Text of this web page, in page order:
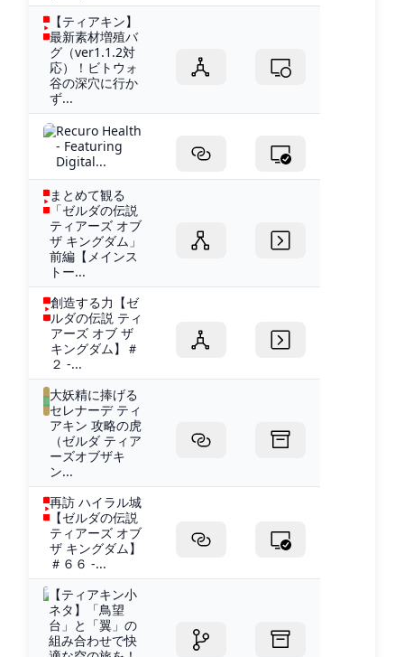
【ティアキン】
最新素材増殖バ
グ（ver1.1.2対
応）！ビトウォ
谷の深穴に行か
ず...
Recuro Health
- Featuring
Digital...
まとめて観る
「ゼルダの伝説
ティアーズ オブ
ザ キングダム」
前編【メインス
トー...
創造する力【ゼ
ルダの伝説 ティ
アーズ オブ ザ
キングダム】＃
２ -...
大妖精に捧げる
セレナーデ ティ
アキン 攻略の虎
（ゼルダ ティア
ーズオブザキ
ン...
再訪 ハイラル城
【ゼルダの伝説
ティアーズ オブ
ザ キングダム】
＃６６ -...
【ティアキン小
ネタ】「鳥望
台」と「翼」の
組み合わせで快